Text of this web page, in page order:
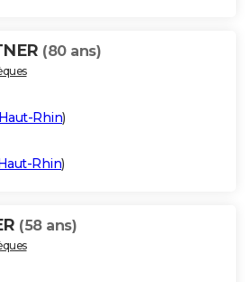
(80 ans)
Rhin)
Rhin)
(58 ans)